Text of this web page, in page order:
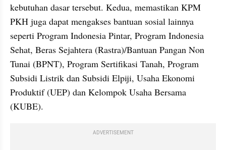
kebutuhan dasar tersebut. Kedua, memastikan KPM
PKH juga dapat mengakses bantuan sosial lainnya
seperti Program Indonesia Pintar, Program Indonesia
Sehat, Beras Sejahtera (Rastra)/Bantuan Pangan Non
Tunai (BPNT), Program Sertifikasi Tanah, Program
Subsidi Listrik dan Subsidi Elpiji, Usaha Ekonomi
Produktif (UEP) dan Kelompok Usaha Bersama
(KUBE).
ADVERTISEMENT